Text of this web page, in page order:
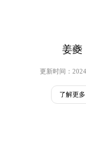
姜夔
更新时间：
了解更多